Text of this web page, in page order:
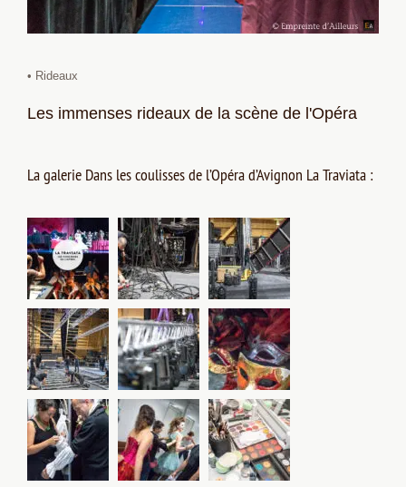
• Rideaux
Les immenses rideaux de la scène de l'Opéra
La galerie Dans les coulisses de l’Opéra d’Avignon La Traviata :